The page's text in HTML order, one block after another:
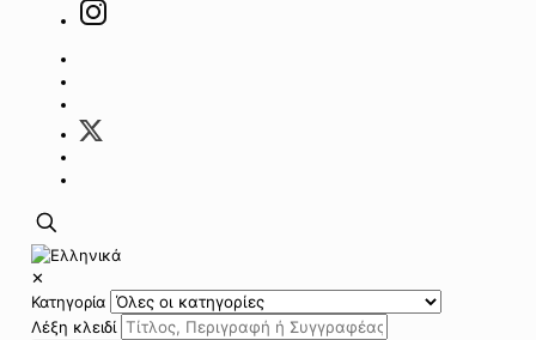
✕
Κατηγορία
Λέξη κλειδί